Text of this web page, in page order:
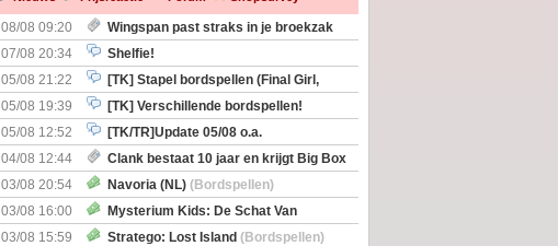
08/08 09:20
Wingspan past straks in je broekzak
07/08 20:34
Shelfie!
05/08 21:22
[TK] Stapel bordspellen (Final Girl,
Nemesis Retaliation, Zombicide Invader)
05/08 19:39
[TK] Verschillende bordspellen!
05/08 12:52
[TK/TR]Update 05/08 o.a.
Prijsverlagingen, Imperium Horizons, 20 Strong
04/08 12:44
Clank bestaat 10 jaar en krijgt Big Box
+ nieuwe uitbreiding
03/08 20:54 Navoria (NL) (Bordspellen)
03/08 16:00
Mysterium Kids: De Schat Van
Kapitein Boe
(Bordspellen)
03/08 15:59 Stratego: Lost Island (Bordspellen)